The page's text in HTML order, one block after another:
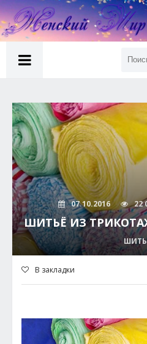
07.10.2016 22
ШИТЬЁ ИЗ
В закладки